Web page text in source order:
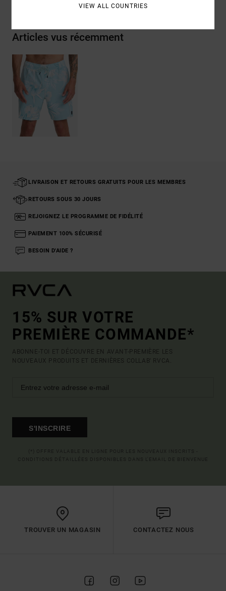
Articles vus récemment
LIVRAISON ET RETOURS GRATUITS POUR LES MEMBRES
RETOURS SOUS 30 JOURS
REJOIGNEZ LE PROGRAMME DE FIDÉLITÉ
PAIEMENT 100% SÉCURISÉ
BESOIN D'AIDE ?
15% SUR VOTRE
PREMIÈRE COMMANDE*
ABONNE-TOI ET DÉCOUVRE EN AVANT-PREMIÈRE LES
NOUVEAUX PRODUITS ET DERNIÈRES COLLAB' RVCA.
S'INSCRIRE
TROUVER UN MAGASIN CONTACTEZ NOUS
VIEW ALL COUNTRIES